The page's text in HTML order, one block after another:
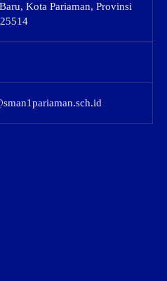
Kota Pariaman, Provinsi